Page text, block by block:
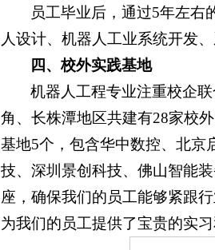
员工毕业后，通过5年左右
人设计、机器人工业系统开发
四、校外实践基地
机器人工程专业注重校企
角、长株潭地区共建有28家校
基地5个，包含华中数控、北京
技、深圳景创科技、佛山智能
座，确保我们的员工能够紧跟
为我们的员工提供了宝贵的实习